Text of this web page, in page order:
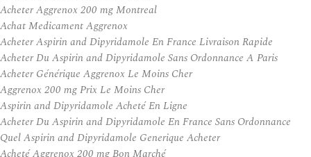
Acheter Aggrenox 200 mg Montreal
Achat Medicament Aggrenox
Acheter Aspirin and Dipyridamole En France Livraison Rapide
Acheter Du Aspirin and Dipyridamole Sans Ordonnance A Paris
Acheter Générique Aggrenox Le Moins Cher
Aggrenox 200 mg Prix Le Moins Cher
Aspirin and Dipyridamole Acheté En Ligne
Acheter Du Aspirin and Dipyridamole En France Sans Ordonnance
Quel Aspirin and Dipyridamole Generique Acheter